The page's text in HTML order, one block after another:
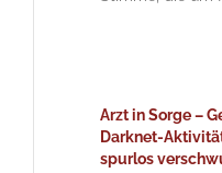
Arzt in Sorge –
Darknet-
spurlos